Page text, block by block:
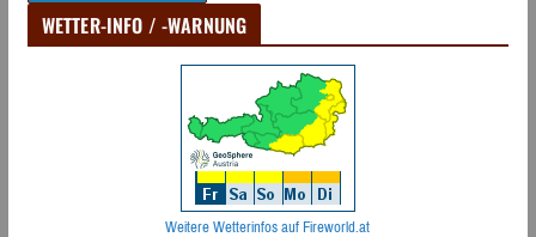
WETTER-INFO / -WARNUNG
Weitere Wetterinfos auf Fireworld.at